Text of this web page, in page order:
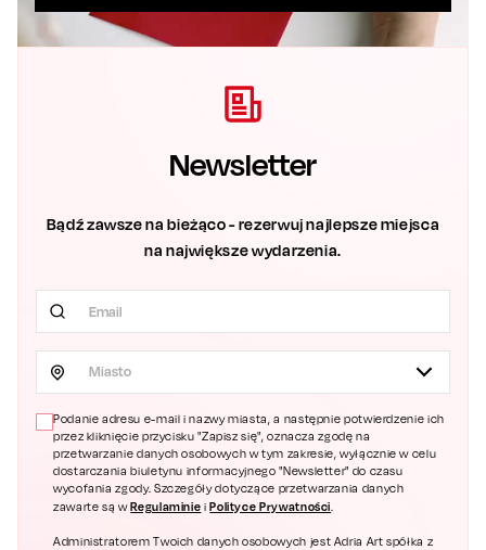
Newsletter
Bądź zawsze na bieżąco - rezerwuj najlepsze miejsca
na największe wydarzenia.
Miasto
Podanie adresu e-mail i nazwy miasta, a następnie potwierdzenie ich
przez kliknięcie przycisku "Zapisz się", oznacza zgodę na
przetwarzanie danych osobowych w tym zakresie, wyłącznie w celu
dostarczania biuletynu informacyjnego "Newsletter" do czasu
wycofania zgody. Szczegóły dotyczące przetwarzania danych
zawarte są wRegulaminie iPolityce Prywatności.
Administratorem Twoich danych osobowych jest Adria Art spółka z